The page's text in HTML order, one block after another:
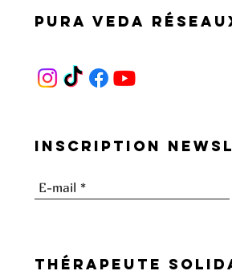
Pura Veda
Inscription
thérapeute